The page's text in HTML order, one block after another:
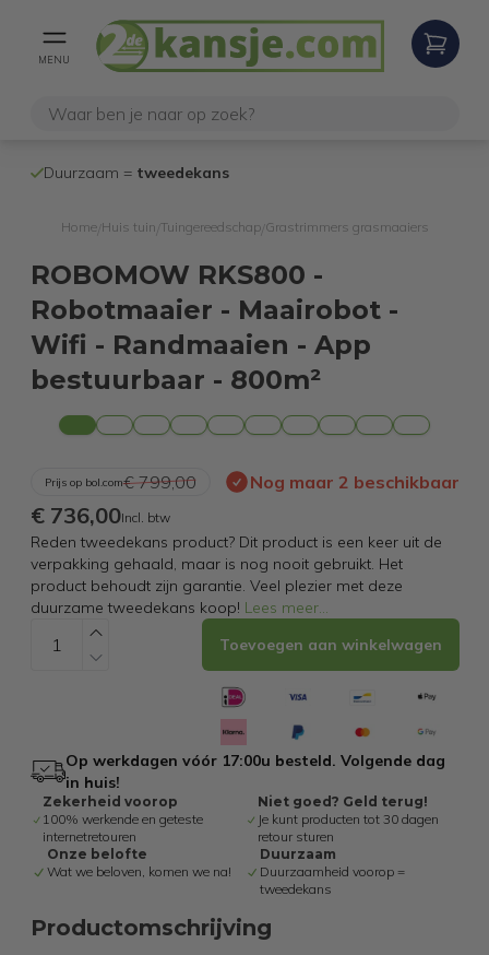
MENU
Duurzaam = tweedekans
Home/ Huis tuin Tuingereedschap/ Grastrimmers grasmaaiers
ROBOMOW RKS800 -
Robotmaaier - Maairobot -
Wifi - Randmaaien - App
bestuurbaar - 800m²
Prijs op bol.com€ 799,00 Nog maar 2 beschikbaar
€ 736,00Incl. btw
Reden tweedekans product? Dit product is een keer uit de
verpakking gehaald, maar is nog nooit gebruikt. Het
product behoudt zijn garantie. Veel plezier met deze
duurzame tweedekans koop! Lees meer...
Toevoegen aan winkelwagen
Op werkdagen vóór 17:00u besteld. Volgende dag
in huis!
Zekerheid voorop
100% werkende en geteste
internetretouren
Niet goed? Geld terug!
Je kunt producten tot 30 dagen
retour sturen
Onze belofte
Wat we beloven, komen we na!
Duurzaam
Duurzaamheid voorop =
tweedekans
Productomschrijving